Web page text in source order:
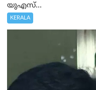
യുഎസ്...
KERALA